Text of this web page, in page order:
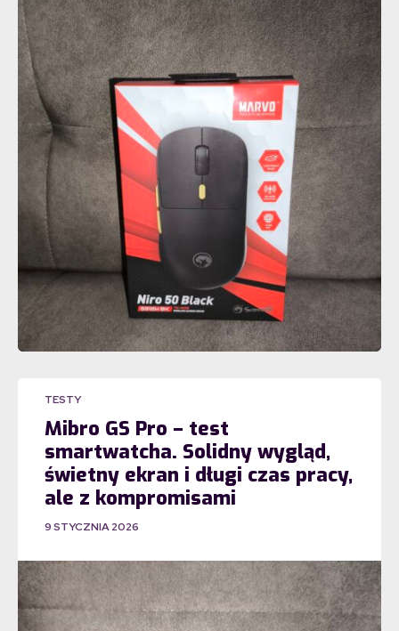
TESTY
Mibro GS Pro – test
smartwatcha. Solidny wygląd,
świetny ekran i długi czas pracy,
ale z kompromisami
9 STYCZNIA 2026